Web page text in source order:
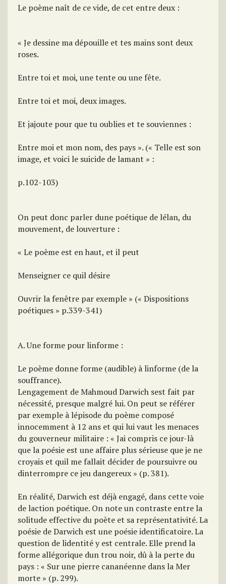
Le poème naît de ce vide, de cet entre deux :
« Je dessine ma dépouille et tes mains sont deux
roses.
Entre toi et moi, une tente ou une fête.
Entre toi et moi, deux images.
Et jajoute pour que tu oublies et te souviennes :
Entre moi et mon nom, des pays ». (« Telle est son
image, et voici le suicide de lamant » :
p.102-103)
On peut donc parler dune poétique de lélan, du
mouvement, de louverture :
« Le poème est en haut, et il peut
Menseigner ce quil désire
Ouvrir la fenêtre par exemple » (« Dispositions
poétiques » p.339-341)
A. Une forme pour linforme :
Le poème donne forme (audible) à linforme (de la
souffrance).
Lengagement de Mahmoud Darwich sest fait par
nécessité, presque malgré lui. On peut se référer
par exemple à lépisode du poème composé
innocemment à 12 ans et qui lui vaut les menaces
du gouverneur militaire : « Jai compris ce jour-là
que la poésie est une affaire plus sérieuse que je ne
croyais et quil me fallait décider de poursuivre ou
dinterrompre ce jeu dangereux » (p. 381).
En réalité, Darwich est déjà engagé, dans cette voie
de laction poétique. On note un contraste entre la
solitude effective du poète et sa représentativité. La
poésie de Darwich est une poésie identificatoire. La
question de lidentité y est centrale. Elle prend la
forme allégorique dun trou noir, dû à la perte du
pays : « Sur une pierre cananéenne dans la Mer
morte » (p. 299).